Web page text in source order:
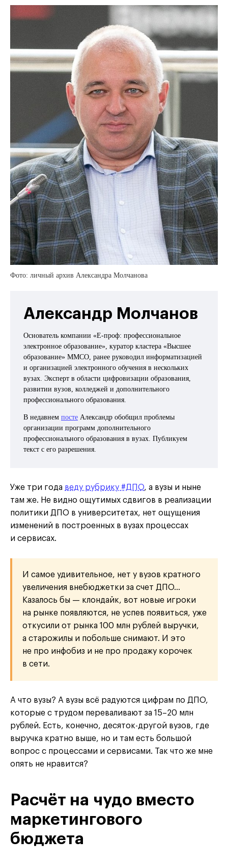
Фото: личный архив Александра Молчанова
Александр Молчанов
Основатель компании «Е-проф: профессиональное
электронное образование», куратор кластера «Высшее
образование» ММСО, ранее руководил информатизацией
и организацией электронного обучения в нескольких
вузах. Эксперт в области цифровизации образования,
развитии вузов, колледжей и дополнительного
профессионального образования.
В недавнем посте Александр обобщил проблемы
организации программ дополнительного
профессионального образования в вузах. Публикуем
текст с его разрешения.
Уже три года веду рубрику #ДПО, а вузы и ныне
там же. Не видно ощутимых сдвигов в реализации
политики ДПО в университетах, нет ощущения
изменений в построенных в вузах процессах
и сервисах.
И самое удивительное, нет у вузов кратного
увеличения внебюджетки за счет ДПО…
Казалось бы — клондайк, вот новые игроки
на рынке появляются, не успев появиться, уже
откусили от рынка 100 млн рублей выручки,
а старожилы и побольше снимают. И это
не про инфобиз и не про продажу корочек
в сети.
А что вузы? А вузы всё радуются цифрам по ДПО,
которые с трудом переваливают за 15–20 млн
рублей. Есть, конечно, десяток-другой вузов, где
выручка кратно выше, но и там есть большой
вопрос с процессами и сервисами. Так что же мне
опять не нравится?
Расчёт на чудо вместо
маркетингового
бюджета